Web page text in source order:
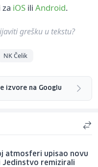
iOS ili Android.
grešku u tekstu?
NK Čelik
izvore na Googlu
atmosferi upisao novu
Jedinstvo remizirali